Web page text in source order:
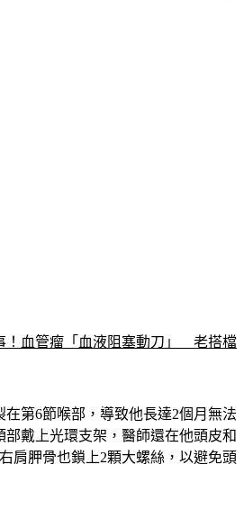
！血管瘤「血液阻塞動刀」　老搭檔
第6節喉部，導致他長達2個月無法
戴上光環支架，醫師還在他頭皮和
肩胛骨也鎖上2顆大螺絲，以避免頭